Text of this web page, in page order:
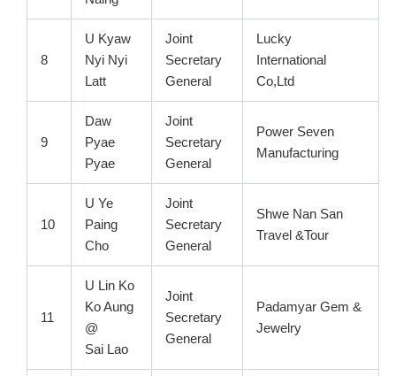
8
U Kyaw
Nyi Nyi
Latt
Joint
Secretary
General
Lucky
International
Co,Ltd
9
Daw
Pyae
Pyae
Joint
Secretary
General
Power Seven
Manufacturing
10
U Ye
Paing
Cho
Joint
Secretary
General
Shwe Nan San
Travel &Tour
11
U Lin Ko
Ko Aung
@
Sai Lao
Joint
Secretary
General
Padamyar Gem &
Jewelry